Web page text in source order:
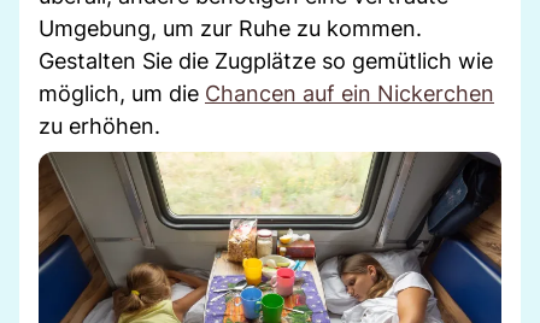
Umgebung, um zur Ruhe zu kommen.
Gestalten Sie die Zugplätze so gemütlich wie
möglich, um die Chancen auf ein Nickerchen
zu erhöhen.